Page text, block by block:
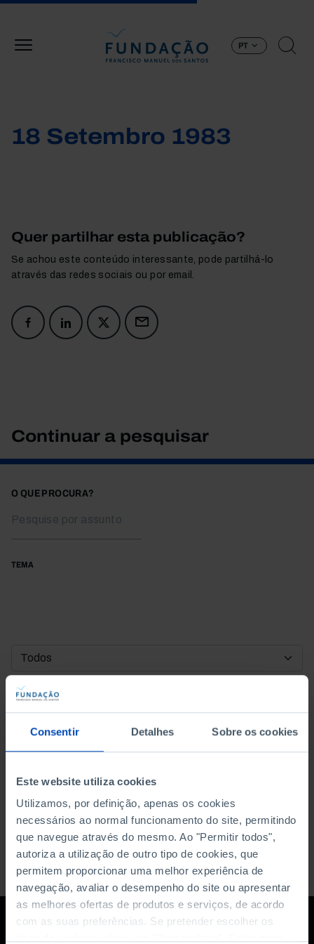
Consentir Detalhes Sobre os cookies
Este website utiliza cookies
Utilizamos, por definição, apenas os cookies
necessários ao normal funcionamento do site, permitindo
que navegue através do mesmo. Ao "Permitir todos",
autoriza a utilização de outro tipo de cookies, que
permitem proporcionar uma melhor experiência de
navegação, avaliar o desempenho do site ou apresentar
as melhores ofertas de produtos e serviços, de acordo
com as suas preferências. Se pretender escolher os
PT
18 Setembro 1983
Quer partilhar esta publicação?
Se achou este conteúdo interessante, pode partilhá-lo
através das redes sociais ou por email.
Continuar a pesquisar
O QUE PROCURA?
TEMA
DATA DE INÍCIO
DATA DE FIM